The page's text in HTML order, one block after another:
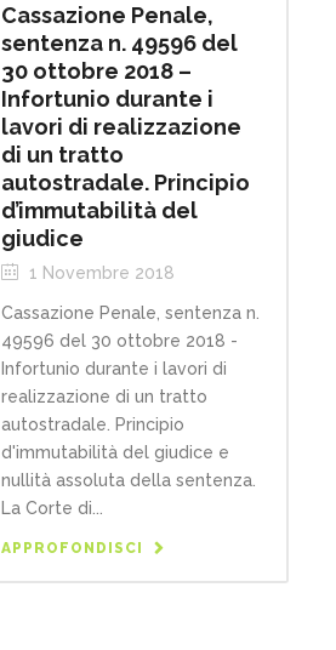
Cassazione Penale,
sentenza n. 49596 del
30 ottobre 2018 –
Infortunio durante i
lavori di realizzazione
di un tratto
autostradale. Principio
d’immutabilità del
giudice
1 Novembre 2018
Cassazione Penale, sentenza n.
49596 del 30 ottobre 2018 -
Infortunio durante i lavori di
realizzazione di un tratto
autostradale. Principio
d'immutabilità del giudice e
nullità assoluta della sentenza.
La Corte di...
APPROFONDISCI